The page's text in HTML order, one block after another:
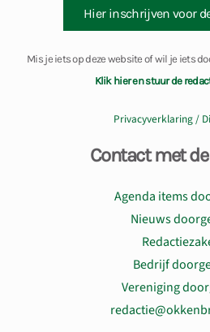
Hier inschrijven voor
Mis je iets op deze website of wil je iets
Klik hier en stuur de
Privacyverklaring /
Contact met
Agenda items
Nieuws
Bedrijf
Vereniging